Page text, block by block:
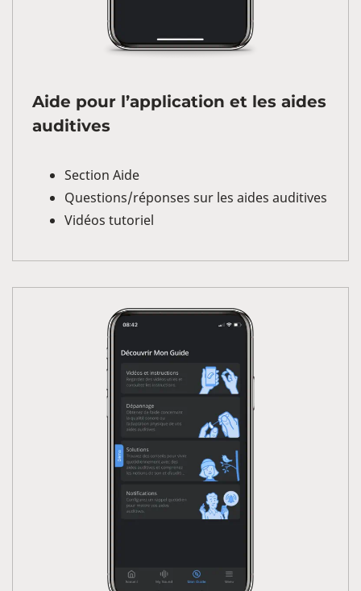
Aide pour l’application et les aides
auditives
Section Aide
Questions/réponses sur les aides auditives
Vidéos tutoriel